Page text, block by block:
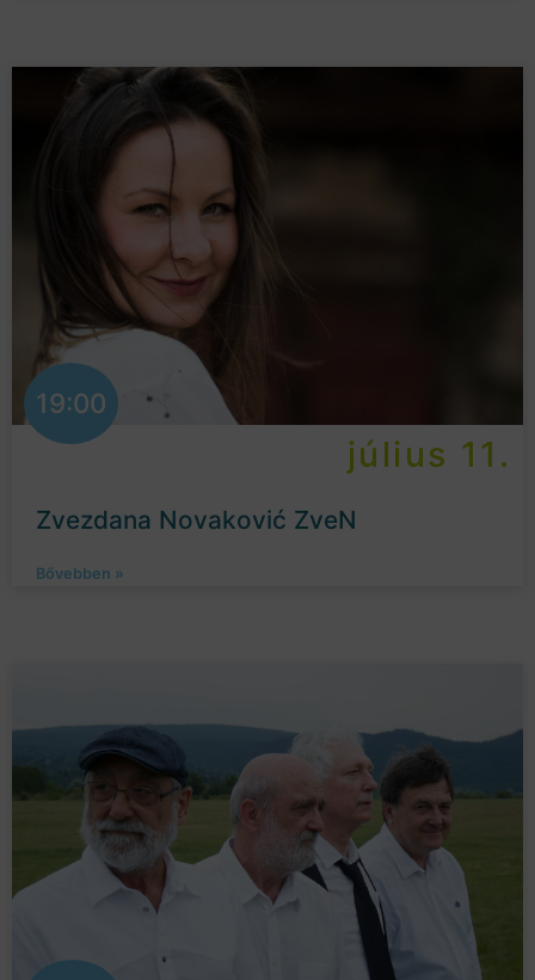
19:00
július 11.
Zvezdana Novaković ZveN
Bővebben »